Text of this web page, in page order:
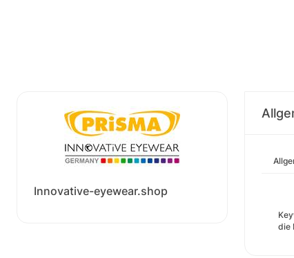
Innovative-eyewear.shop
die